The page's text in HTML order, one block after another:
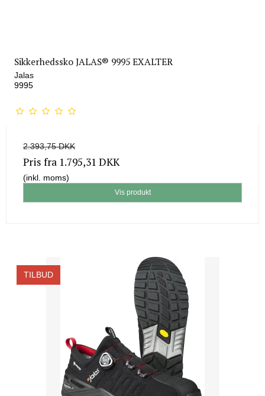
Sikkerhedssko JALAS® 9995 EXALTER
Jalas
9995
2.393,75 DKK
Pris fra 1.795,31 DKK
(inkl. moms)
Vis produkt
TILBUD